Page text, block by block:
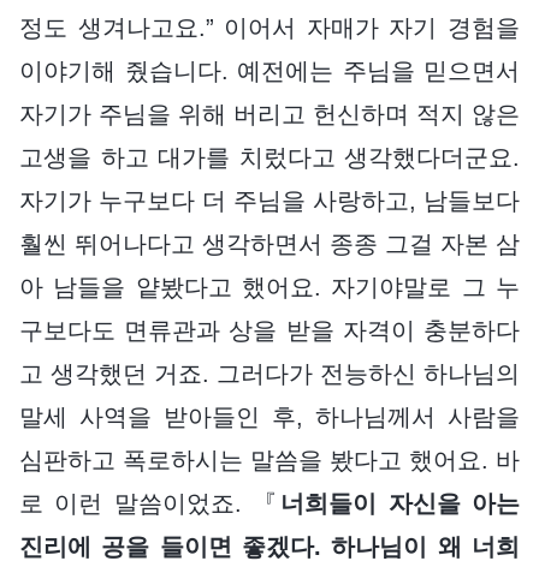
정도 생겨나고요.” 이어서 자매가 자기 경험을
이야기해 줬습니다. 예전에는 주님을 믿으면서
자기가 주님을 위해 버리고 헌신하며 적지 않은
고생을 하고 대가를 치렀다고 생각했다더군요.
자기가 누구보다 더 주님을 사랑하고, 남들보다
훨씬 뛰어나다고 생각하면서 종종 그걸 자본 삼
아 남들을 얕봤다고 했어요. 자기야말로 그 누
구보다도 면류관과 상을 받을 자격이 충분하다
고 생각했던 거죠. 그러다가 전능하신 하나님의
말세 사역을 받아들인 후, 하나님께서 사람을
심판하고 폭로하시는 말씀을 봤다고 했어요. 바
로 이런 말씀이었죠. 『 너희들이 자신을 아는
진리에 공을 들이면 좋겠다. 하나님이 왜 너희